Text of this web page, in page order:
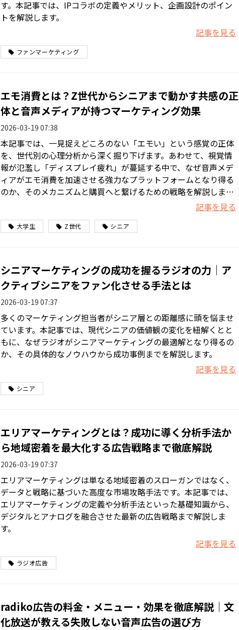
す。本記事では、IPコラボの定義やメリット、企画設計のポイン
トを解説します。
記事を見る
ファンマーケティング
エモ消費とは？Z世代からシニアまで動かす共感の正
体と音声メディアが持つマーケティング効果
2026-03-19 07:38
本記事では、一見捉えどころのない「エモい」という感覚の正体
を、世代別の心理分析から深く掘り下げます。あわせて、視覚情
報が氾濫し「ディスプレイ疲れ」が蔓延する中で、なぜ音声メデ
ィアがエモ消費を加速させる強力なプラットフォームとなり得る
のか、そのメカニズムと購買へと繋げるための戦略を解説しま
記事を見る
大学生 Z世代 シニア
シニアマーケティングの成功を握るラジオの力｜ア
クティブシニアをファン化させる手法とは
2026-03-19 07:37
多くのマーケティング担当者がシニア層との距離感に頭を悩ませ
ています。本記事では、現代シニアの価値観の変化を紐解くとと
もに、なぜラジオがシニアマーケティングの最適解となり得るの
か、その具体的なノウハウから成功事例までを解説します。
記事を見る
シニア
エリアマーケティングとは？成功に導く分析手法か
ら地域密着を最大化する広告戦略まで徹底解説
2026-03-19 07:37
エリアマーケティングは単なる地域密着のスローガンではなく、
データと戦略に基づいた高度な市場攻略手法です。本記事では、
エリアマーケティングの定義や分析手法といった基礎知識から、
デジタルとアナログを融合させた最新の広告戦略まで解説しま
す。
記事を見る
ラジオ広告
radiko広告の料金・メニュー・効果を徹底解説｜文
化放送が教える失敗しない音声広告の選び方